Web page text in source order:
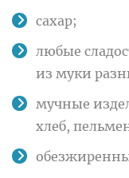
сахар;
любые
из муки
мучные
хлеб,